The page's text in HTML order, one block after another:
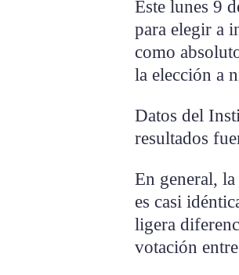
Este lunes 9
para elegir a
como
la elección a
Datos del
resultados
En general,
es casi
ligera
votación